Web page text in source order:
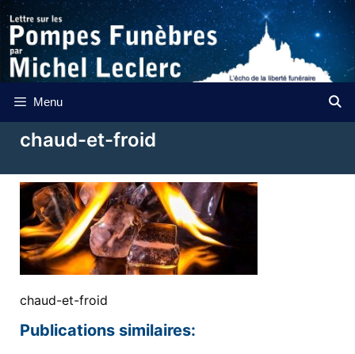
Aller
au
contenu
Menu
chaud-et-froid
chaud-et-froid
Publications similaires: